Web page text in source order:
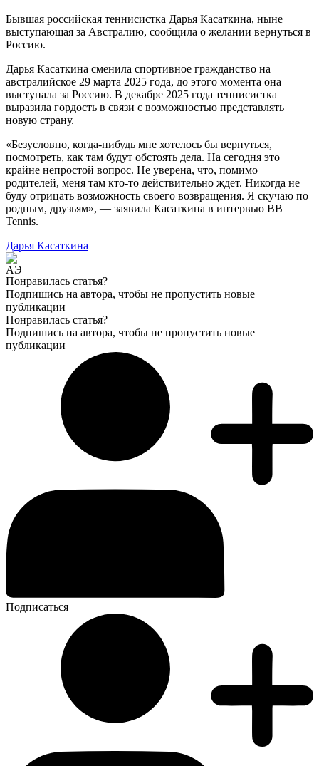
Бывшая российская теннисистка Дарья Касаткина, ныне
выступающая за Австралию, сообщила о желании вернуться в
Россию.
Дарья Касаткина сменила спортивное гражданство на
австралийское 29 марта 2025 года, до этого момента она
выступала за Россию. В декабре 2025 года теннисистка
выразила гордость в связи с возможностью представлять
новую страну.
«Безусловно, когда-нибудь мне хотелось бы вернуться,
посмотреть, как там будут обстоять дела. На сегодня это
крайне непростой вопрос. Не уверена, что, помимо
родителей, меня там кто-то действительно ждет. Никогда не
буду отрицать возможность своего возвращения. Я скучаю по
родным, друзьям», — заявила Касаткина в интервью BB
Tennis.
Дарья Касаткина
Понравилась статья?
Подпишись на автора, чтобы не пропустить новые
публикации
Понравилась статья?
Подпишись на автора, чтобы не пропустить новые
публикации
Подписаться